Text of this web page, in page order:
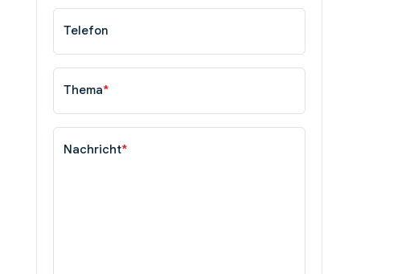
Telefon
Thema*
Nachricht*